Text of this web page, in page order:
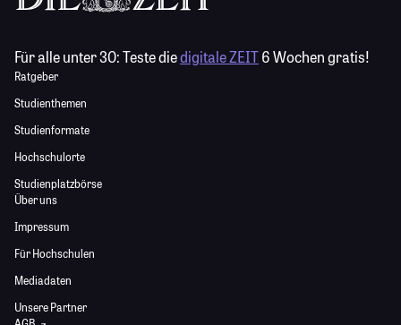
Für alle unter 30:Teste diedigitale ZEIT6 Wochen gratis!
Ratgeber
Studienthemen
Studienformate
Hochschulorte
Studienplatzbörse
Über uns
Impressum
Für Hochschulen
Mediadaten
Unsere Partner